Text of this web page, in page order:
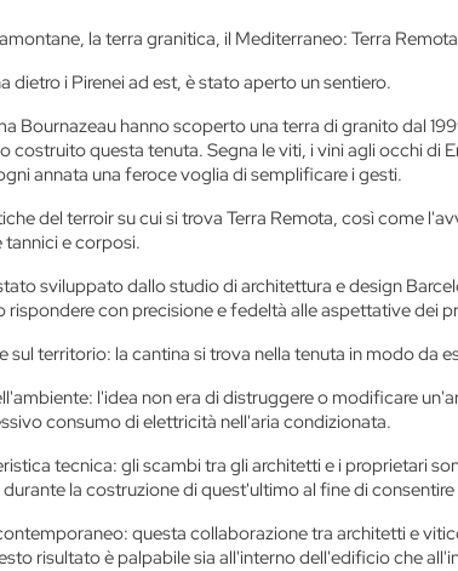
la terra granitica, il Mediterraneo: Terra
dietro i Pirenei ad est, è stato aperto un sentiero.
Bournazeau hanno scoperto una terra di granito dal
costruito questa tenuta. Segna le viti, i vini agli occhi di
annata una feroce voglia di semplificare i gesti.
del terroir su cui si trova Terra Remota, così come
e corposi.
sviluppato dallo studio di architettura e design
rispondere con precisione e fedeltà alle aspettative dei
sul territorio: la cantina si trova nella tenuta in modo da
l'idea non era di distruggere o modificare
consumo di elettricità nell'aria condizionata.
tecnica:gli scambi tra gli architetti e i proprietari
la costruzione di quest'ultimo al fine di
questa collaborazione tra architetti e
risultato è palpabile sia all'interno dell'edificio che